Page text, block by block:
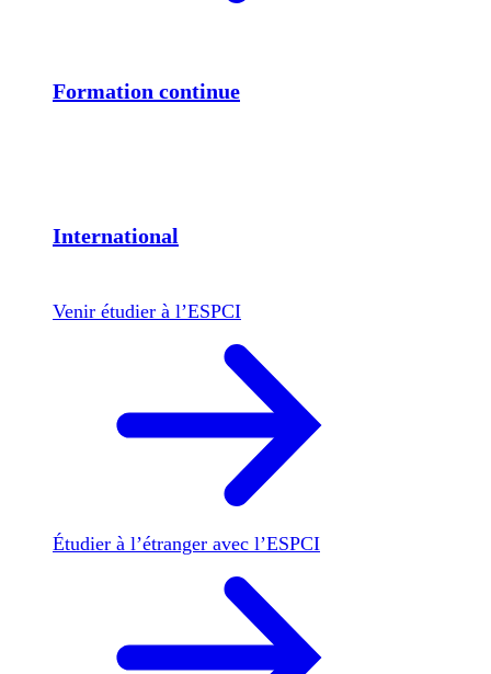
Formation continue
International
Venir étudier à l’ESPCI
Étudier à l’étranger avec l’ESPCI